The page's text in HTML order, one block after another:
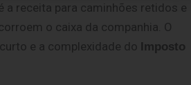
a receita para caminhões retidos e
o caixa da companhia. O
e a complexidade do
Imposto